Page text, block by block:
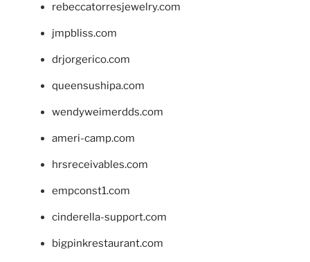
rebeccatorresjewelry.com
jmpbliss.com
drjorgerico.com
queensushipa.com
wendyweimerdds.com
ameri-camp.com
hrsreceivables.com
empconst1.com
cinderella-support.com
bigpinkrestaurant.com